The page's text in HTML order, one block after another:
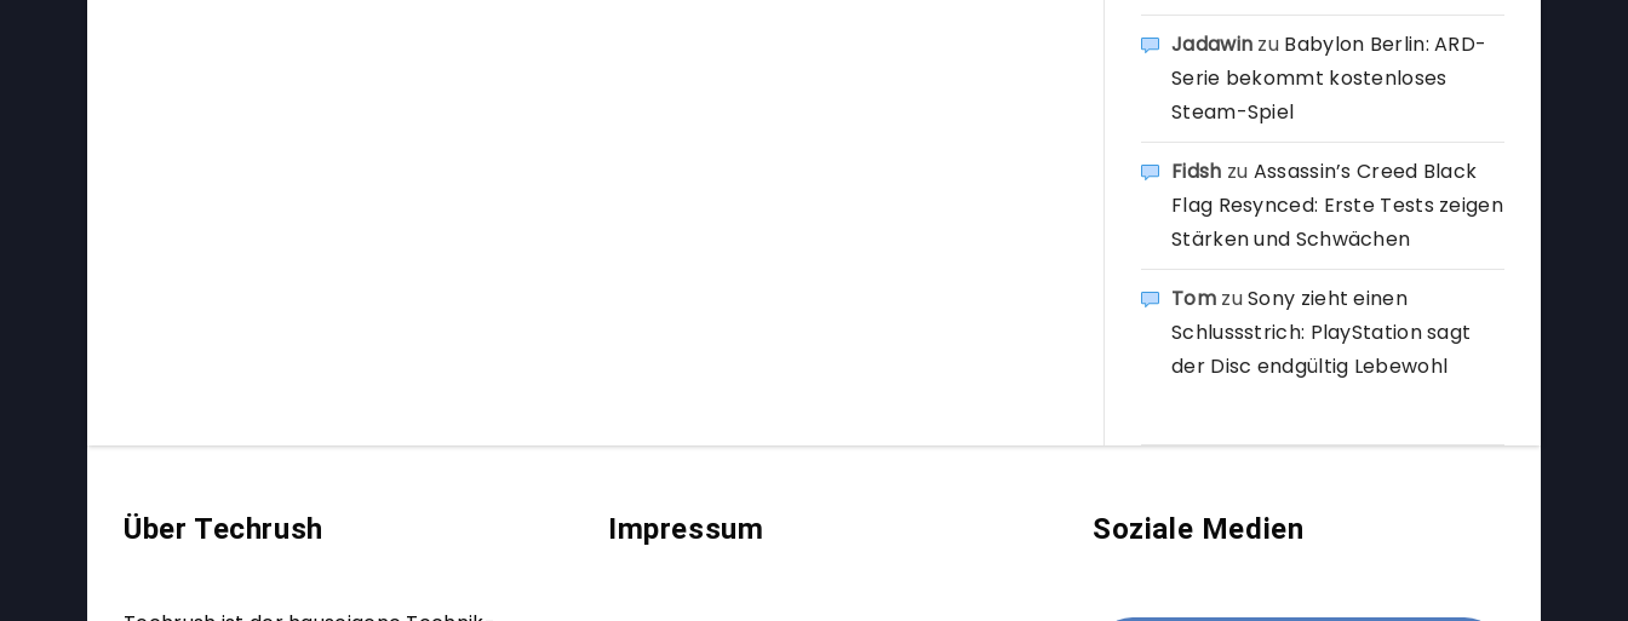
Jadawin zu Babylon Berlin: ARD-
Serie bekommt kostenloses
Steam-Spiel
Fidsh zu Assassin’s Creed Black
Flag Resynced: Erste Tests zeigen
Stärken und Schwächen
TomzuSony zieht einen
Schlussstrich: PlayStation sagt
der Disc endgültig Lebewohl
Über Techrush Impressum Soziale Medien